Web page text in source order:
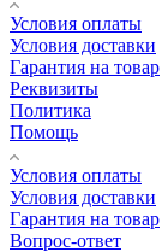
Условия оплаты
Условия доставки
Гарантия на товар
Реквизиты
Политика
Помощь
Условия оплаты
Условия доставки
Гарантия на товар
Вопрос-ответ